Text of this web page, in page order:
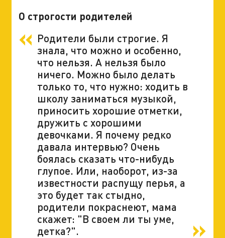
О строгости родителей
Родители были строгие. Я
знала, что можно и особенно,
что нельзя. А нельзя было
ничего. Можно было делать
только то, что нужно: ходить в
школу заниматься музыкой,
приносить хорошие отметки,
дружить с хорошими
девочками. Я почему редко
давала интервью? Очень
боялась сказать что-нибудь
глупое. Или, наоборот, из-за
известности распущу перья, а
это будет так стыдно,
родители покраснеют, мама
скажет: "В своем ли ты уме,
детка?".